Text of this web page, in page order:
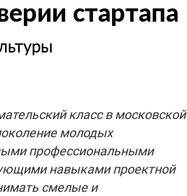
стартапа
класс в московской
молодых
профессиональными
навыками проектной
смелые и